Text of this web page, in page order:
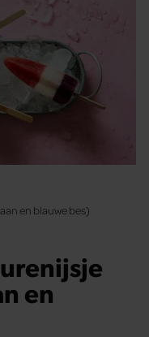
en blauwe bes)
en